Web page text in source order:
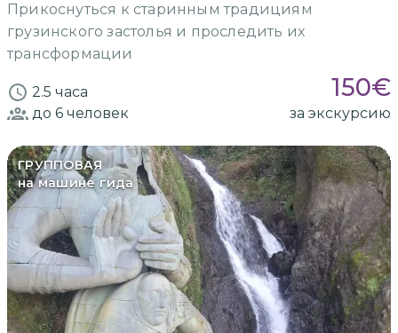
Прикоснуться к старинным традициям
грузинского застолья и проследить их
трансформации
2.5 часа 150€
до 6 человек за экскурсию
ГРУППОВАЯ
на машине гида